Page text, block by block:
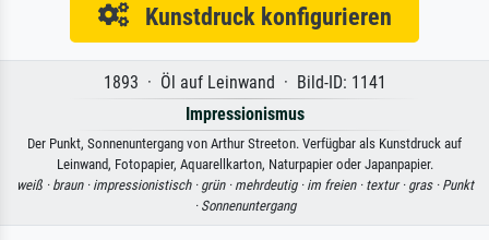
Kunstdruck konfigurieren
1893 · Öl auf Leinwand · Bild-ID: 1141
Impressionismus
Der Punkt, Sonnenuntergang von Arthur Streeton. Verfügbar als Kunstdruck auf
Leinwand, Fotopapier, Aquarellkarton, Naturpapier oder Japanpapier.
weiß · braun · impressionistisch · grün · mehrdeutig · im freien · textur · gras · Punkt
· Sonnenuntergang